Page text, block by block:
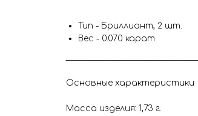
Тип - Бриллиант, 2 шт.
Вес - 0.070 карат
Основные характеристики
Масса изделия: 1,73 г.